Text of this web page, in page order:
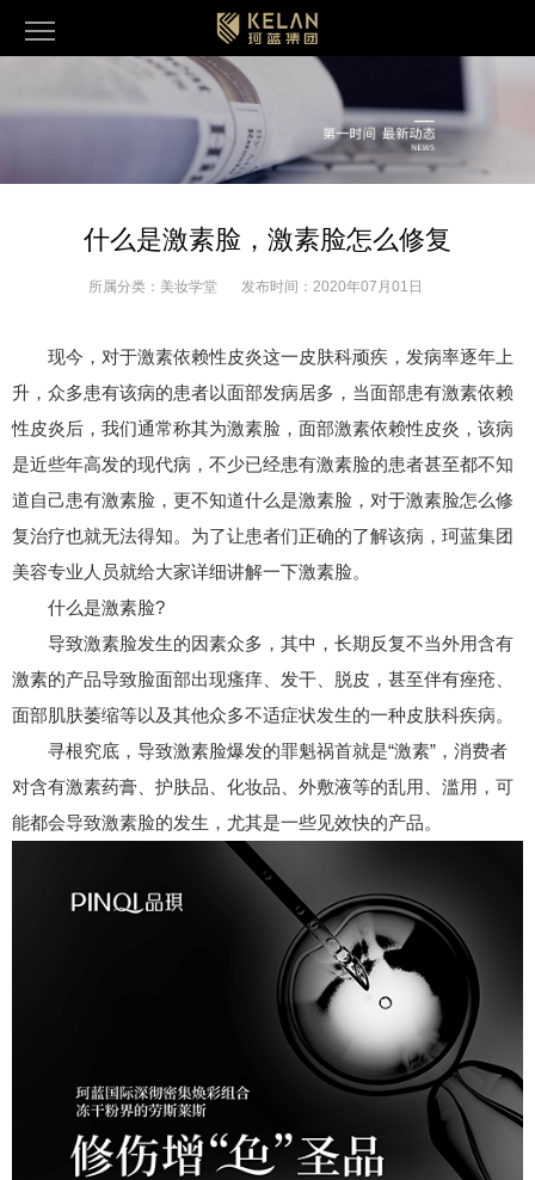
什么是激素脸，激素脸怎么修复
所属分类： 美妆学堂 发布时间： 2020年07月01日
现今，对于激素依赖性皮炎这一皮肤科顽疾，发病率逐年上
升，众多患有该病的患者以面部发病居多，当面部患有激素依赖
性皮炎后，我们通常称其为激素脸，面部激素依赖性皮炎，该病
是近些年高发的现代病，不少已经患有激素脸的患者甚至都不知
道自己患有激素脸，更不知道什么是激素脸，对于激素脸怎么修
复治疗也就无法得知。为了让患者们正确的了解该病，珂蓝集团
美容专业人员就给大家详细讲解一下激素脸。
什么是激素脸?
导致激素脸发生的因素众多，其中，长期反复不当外用含有
激素的产品导致脸面部出现瘙痒、发干、脱皮，甚至伴有痤疮、
面部肌肤萎缩等以及其他众多不适症状发生的一种皮肤科疾病。
寻根究底，导致激素脸爆发的罪魁祸首就是“激素”，消费者
对含有激素药膏、护肤品、化妆品、外敷液等的乱用、滥用，可
能都会导致激素脸的发生，尤其是一些见效快的产品。